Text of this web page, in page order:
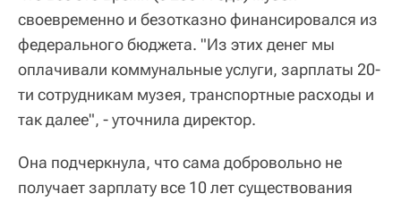
своевременно и безотказно финансировался из
федерального бюджета. "Из этих денег мы
оплачивали коммунальные услуги, зарплаты 20-
ти сотрудникам музея, транспортные расходы и
так далее", - уточнила директор.
Она подчеркнула, что сама добровольно не
получает зарплату все 10 лет существования